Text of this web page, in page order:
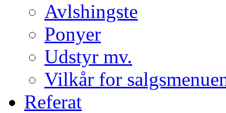
Avlshingste
Ponyer
Udstyr mv.
Vilkår for
Referat